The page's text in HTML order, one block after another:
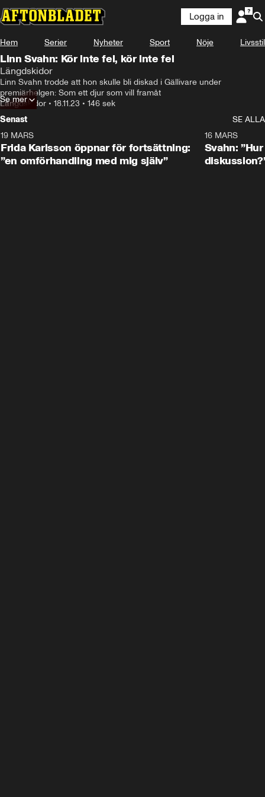
Logga in
Hem Serier Nyheter Sport Nöje Livsstil
Linn Svahn: Kör inte fel, kör inte fel
Längdskidor
Linn Svahn trodde att hon skulle bli diskad i Gällivare under
premiärhelgen: Som ett djur som vill framåt
Längdskidor • 18.11.23 • 146 sek
Se mer
Senast
SE ALLA
19 MARS
Frida Karlsson öppnar för fortsättning:
”en omförhandling med mig själv”
16 MARS
Svahn: